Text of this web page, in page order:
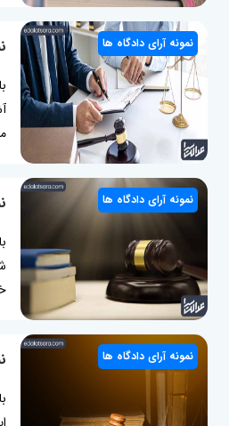
نمونه آرای دادگاه ها
نمونه آرای دادگاه ها
نمونه آرای دادگاه ها